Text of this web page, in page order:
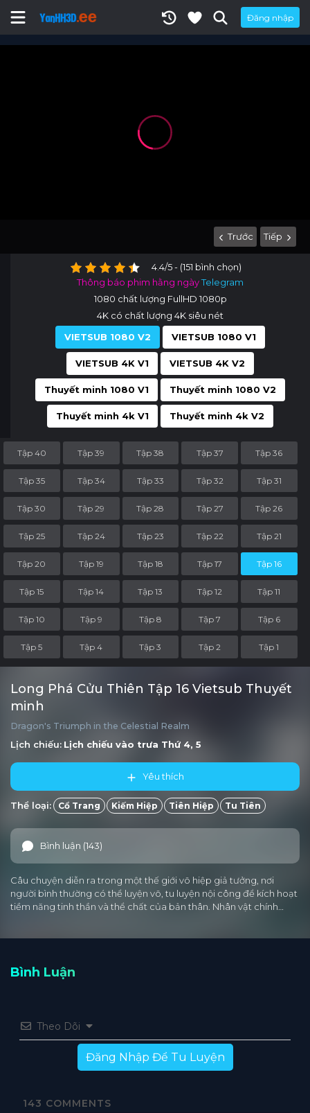
Đăng nhập
Trước Tiếp
4.4/5 - (151 bình chọn)
Thông báo phim hằng ngàyTelegram
1080 chất lượng FullHD 1080p
4K có chất lượng 4K siêu nét
VIETSUB 1080 V2
VIETSUB 1080 V1
VIETSUB 4K V1 VIETSUB 4K V2
Thuyết minh 1080 V1 Thuyết minh 1080 V2
Thuyết minh 4k V1 Thuyết minh 4k V2
Tập 40 Tập 39 Tập 38 Tập 37 Tập 36
Tập 35 Tập 34 Tập 33 Tập 32 Tập 31
Tập 30 Tập 29 Tập 28 Tập 27 Tập 26
Tập 25 Tập 24 Tập 23 Tập 22 Tập 21
Tập 20 Tập 19 Tập 18 Tập 17 Tập 16
Tập 15 Tập 14 Tập 13 Tập 12 Tập 11
Tập 10 Tập 9 Tập 8 Tập 7 Tập 6
Tập 5 Tập 4 Tập 3 Tập 2 Tập 1
Long Phá Cửu Thiên Tập 16 Vietsub Thuyết
minh
Dragon's Triumph in the Celestial Realm
Lịch chiếu: Lịch chiếu vào trưa Thứ 4, 5
Yêu thích
Thể loại: Cổ Trang Kiếm Hiệp Tiên Hiệp Tu Tiên
Bình luận (143)
Câu chuyện diễn ra trong một thế giới võ hiệp giả tưởng, nơi
người bình thường có thể luyện võ, tu luyện nội công để kích hoạt
tiềm năng tinh thần và thể chất của bản thân. Nhân vật chính…
Bình Luận
Theo Dõi
Đăng Nhập Để Tu Luyện
143 COMMENTS